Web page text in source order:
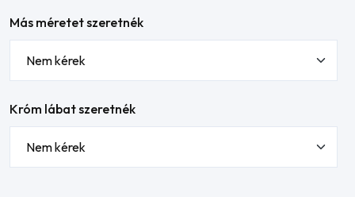
Más méretet szeretnék
Króm lábat szeretnék